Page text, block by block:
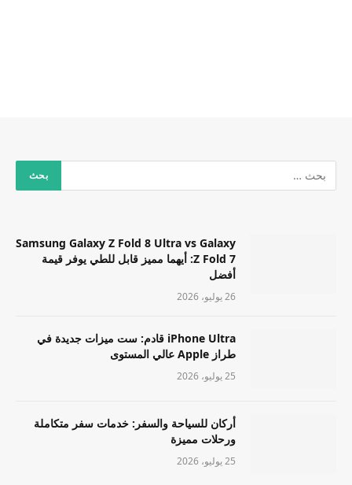
Samsung Galaxy Z Fold 8 Ultra vs Galaxy
Z Fold 7: أيهما مميز قابل للطي يوفر قيمة
أفضل
26 يوليو، 2026
iPhone Ultra قادم: ست ميزات جديدة في
طراز Apple عالي المستوى
25 يوليو، 2026
أركان للسياحة والسفر: خدمات سفر متكاملة
ورحلات مميزة
25 يوليو، 2026